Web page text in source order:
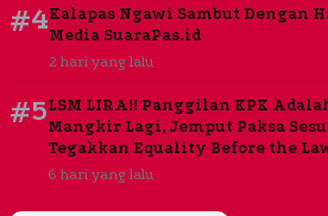
#4Kalapas Ngawi Sambut Dengan
Media SuaraPas.id
2 hari yang lalu
#5LSM LIRA!! Panggilan KPK
Mangkir Lagi, Jemput Paksa
Tegakkan Equality Before the
6 hari yang lalu